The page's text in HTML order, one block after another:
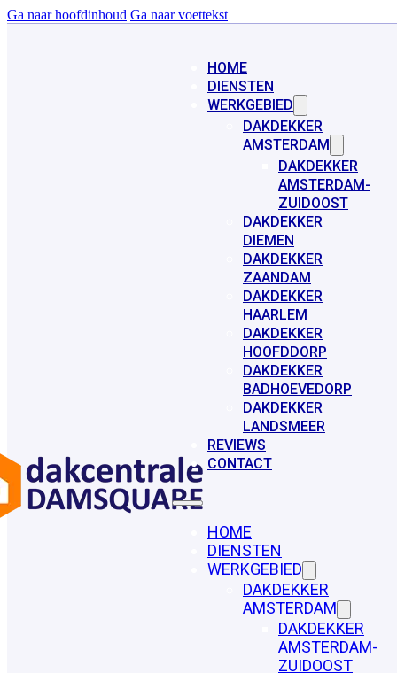
Ga naar hoofdinhoud Ga naar voettekst
HOME
DIENSTEN
WERKGEBIED
DAKDEKKER
AMSTERDAM
DAKDEKKER
AMSTERDAM-
ZUIDOOST
DAKDEKKER
DIEMEN
DAKDEKKER
ZAANDAM
DAKDEKKER
HAARLEM
DAKDEKKER
HOOFDDORP
DAKDEKKER
BADHOEVEDORP
DAKDEKKER
LANDSMEER
REVIEWS
CONTACT
HOME
DIENSTEN
WERKGEBIED
DAKDEKKER
AMSTERDAM
DAKDEKKER
AMSTERDAM-
ZUIDOOST